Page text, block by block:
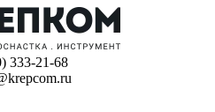
333-21-68